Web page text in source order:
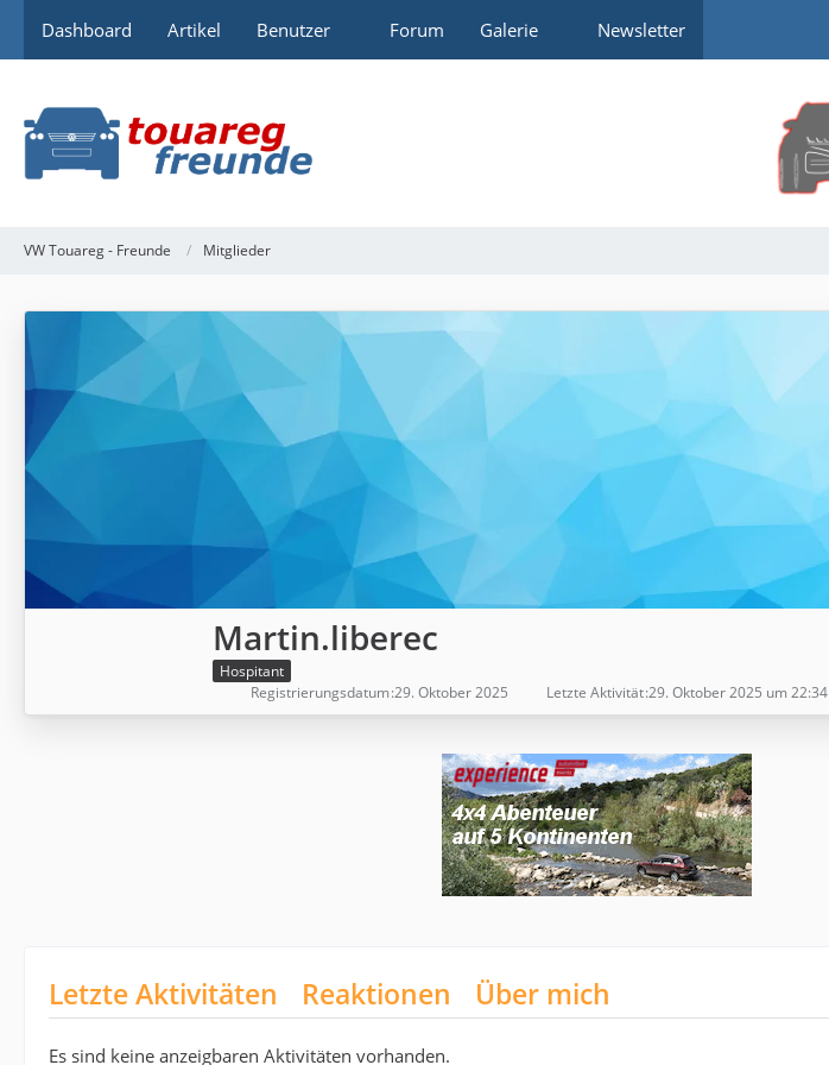
Dashboard Artikel Benutzer Forum Galerie Newsletter
VW Touareg - Freunde Mitglieder
Martin.liberec
Hospitant
Registrierungsdatum 29. Oktober 2025 Letzte Aktivität 29. Oktober 2025 um 22:34
Letzte Aktivitäten Reaktionen Über mich
Es sind keine anzeigbaren Aktivitäten vorhanden.